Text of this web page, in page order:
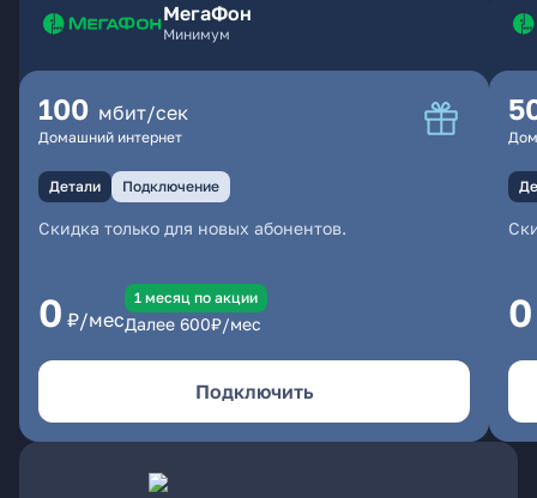
МегаФон
Минимум
100 мбит/сек
Домашний интернет
Детали Подключение
Скидка только для новых абонентов.
0 ₽/мес
1 месяц по акции
Далее 600₽/мес
Подключить
0